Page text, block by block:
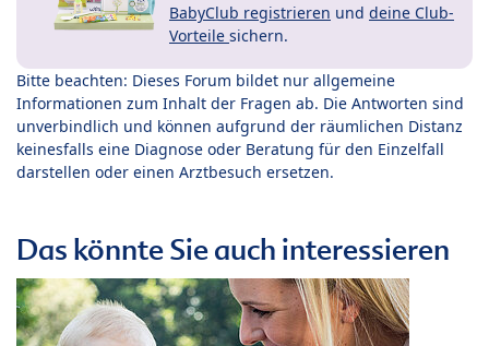
BabyClub registrieren und deine Club-
Vorteile sichern.
Bitte beachten: Dieses Forum bildet nur allgemeine
Informationen zum Inhalt der Fragen ab. Die Antworten sind
unverbindlich und können aufgrund der räumlichen Distanz
keinesfalls eine Diagnose oder Beratung für den Einzelfall
darstellen oder einen Arztbesuch ersetzen.
Das könnte Sie auch interessieren